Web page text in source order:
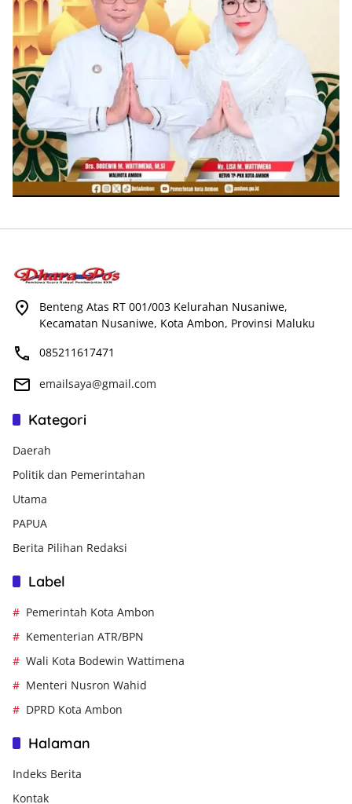
Benteng Atas RT 001/003 Kelurahan Nusaniwe,
Kecamatan Nusaniwe, Kota Ambon, Provinsi Maluku
085211617471
emailsaya@gmail.com
Kategori
Daerah
Politik dan Pemerintahan
Utama
PAPUA
Berita Pilihan Redaksi
Label
Pemerintah Kota Ambon
Kementerian ATR/BPN
Wali Kota Bodewin Wattimena
Menteri Nusron Wahid
DPRD Kota Ambon
Halaman
Indeks Berita
Kontak